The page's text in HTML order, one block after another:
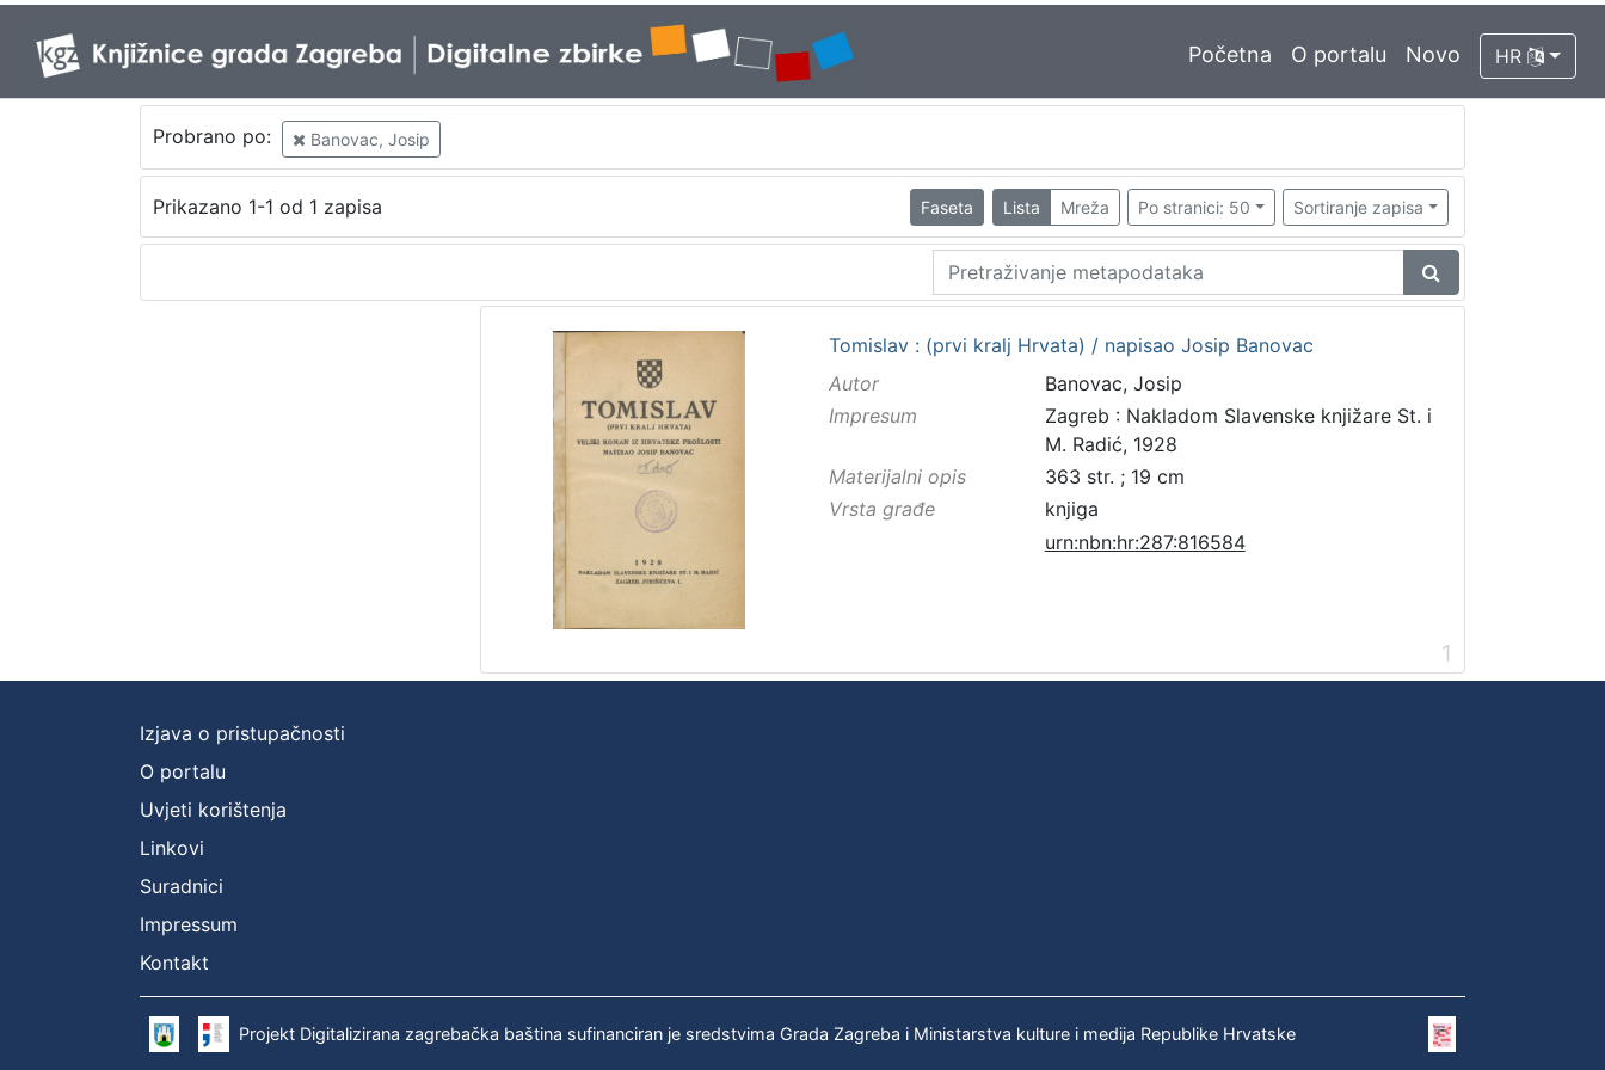
Početna O portalu Novo HR
Probrano po: Banovac, Josip
Prikazano 1-1 od 1 zapisa Faseta Lista Mreža Po stranici: 50 Sortiranje zapisa
Tomislav : (prvi kralj Hrvata) / napisao Josip Banovac
Autor
Banovac, Josip
Impresum
Zagreb : Nakladom Slavenske knjižare St. i
M. Radić, 1928
Materijalni opis
363 str. ; 19 cm
Vrsta građe
knjiga
urn:nbn:hr:287:816584
1
Izjava o pristupačnosti
O portalu
Uvjeti korištenja
Linkovi
Suradnici
Impressum
Kontakt
Projekt Digitalizirana zagrebačka baština sufinanciran je sredstvima Grada Zagreba i Ministarstva kulture i medija Republike Hrvatske